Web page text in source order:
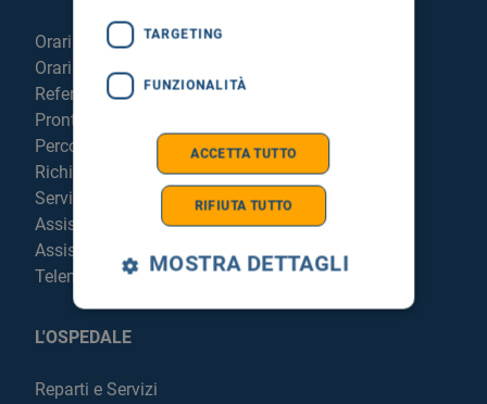
Orari sportelli
Orari visite
Referti online
Pronto Soccorso
Percorso chirurgico live
Richiedi la cartella clinica
Servizi per degenti e visitatori
Assistenza Religiosa
Assistenza Stranieri
Telemedicina
L'OSPEDALE
Reparti e Servizi
TARGETING
FUNZIONALITÀ
ACCETTA TUTTO
RIFIUTA TUTTO
MOSTRA DETTAGLI